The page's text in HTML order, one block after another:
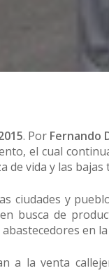
. Por Fernando
el cual
de vida y las
ciudades y
busca de
en
a la venta